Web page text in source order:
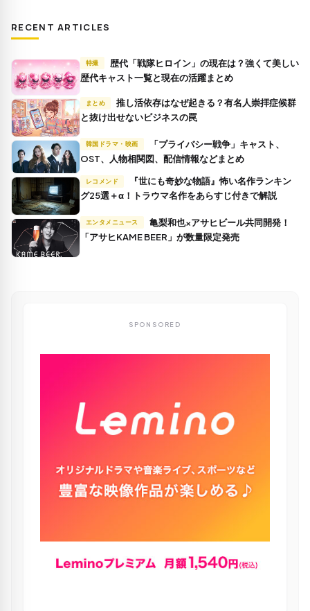
RECENT ARTICLES
特撮
歴代キャスト一覧と現在の活躍まとめ
まとめ
推し活依存はなぜ起きる？有名人崇拝症候群
と抜け出せないビジネスの罠
韓国ドラマ・映画
OST、人物相関図、配信情報などまとめ
レコメンド
グ25選＋α！トラウマ名作をあらすじ付きで解説
エンタメニュース
「アサヒKAME BEER」が数量限定発売
SPONSORED